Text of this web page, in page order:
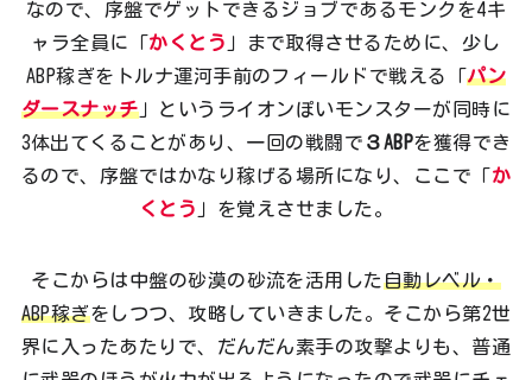
なので、序盤でゲットできるジョブであるモンクを4キ
ャラ全員に「かくとう 」まで取得させるために、少し
ABP稼ぎをトルナ運河手前のフィールドで戦える「パン
ダースナッチ」というライオンぽいモンスターが同時に
3体出てくることがあり、一回の戦闘で ３ABPを獲得でき
るので、序盤ではかなり稼げる場所になり、ここで「か
くとう 」を覚えさせました。
そこからは中盤の砂漠の砂流を活用した自動レベル・
ABP稼ぎをしつつ、攻略していきました。そこから第2世
界に入ったあたりで、だんだん素手の攻撃よりも、普通